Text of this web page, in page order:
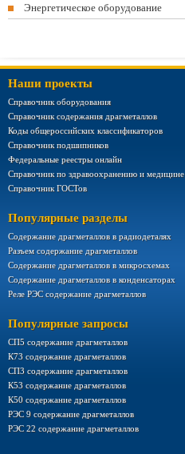
Энергетическое оборудование
Наши проекты
Справочник оборудования
Справочник содержания драгметаллов
Коды общероссийских классификаторов
Справочник подшипников
Федеральные реестры онлайн
Справочник по здравоохранению и медицине
Справочник ГОСТов
Популярные разделы
Содержание драгметаллов в радиодеталях
Разъем содержание драгметаллов
Содержание драгметаллов в микросхемах
Содержание драгметаллов в конденсаторах
Реле РЭС содержание драгметаллов
Популярные запросы
СП5 содержание драгметаллов
К73 содержание драгметаллов
СП3 содержание драгметаллов
К53 содержание драгметаллов
К50 содержание драгметаллов
РЭС 9 содержание драгметаллов
РЭС 22 содержание драгметаллов